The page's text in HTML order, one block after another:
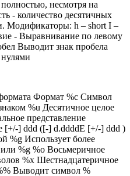
несмотря на
- количество десятичных
Модификаторы: h – short I –
- Выравнивание по левому
Выводит знак пробела
Формат %c Символ
%u Десятичное целое
представление
[+/-] ddd ([-] d.ddddE [+/-] ddd )
%g Использует более
%g %o Восьмеричное
%x Шестнадцатеричное
Выводит символ %